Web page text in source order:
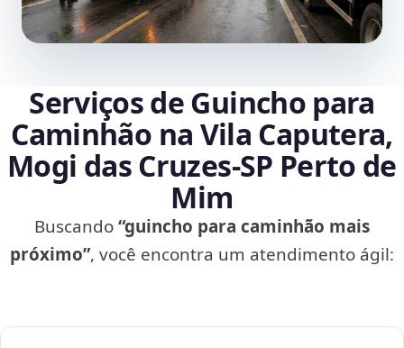
Serviços de Guincho para
Caminhão na Vila Caputera,
Mogi das Cruzes‑SP Perto de
Mim
Buscando“guincho para caminhão mais
próximo”, você encontra um atendimento ágil: